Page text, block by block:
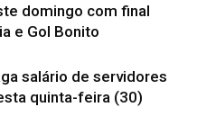
domingo com final
e Gol Bonito
salário de servidores
quinta-feira (30)